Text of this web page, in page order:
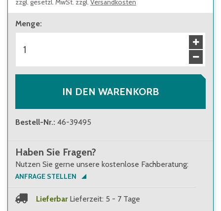
zzgl. gesetzl. MwSt. zzgl. Versandkosten
Menge:
IN DEN WARENKORB
Bestell-Nr.: 46-39495
Haben Sie Fragen?
Nutzen Sie gerne unsere kostenlose Fachberatung:
ANFRAGE STELLEN
Lieferbar Lieferzeit: 5 - 7 Tage